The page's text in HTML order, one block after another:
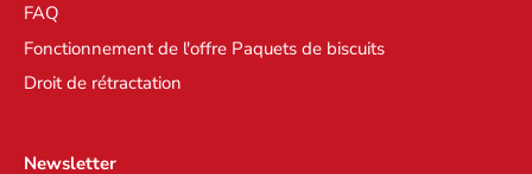
FAQ
Fonctionnement de l'offre Paquets de biscuits
Droit de rétractation
Newsletter